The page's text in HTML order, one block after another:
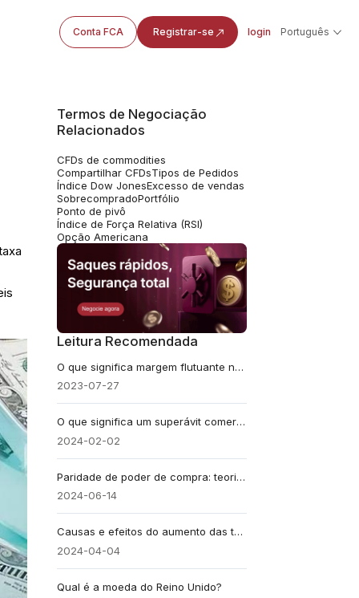
Conta FCA Registrar-se login Português
Termos de Negociação
Relacionados
CFDs de commodities
Compartilhar CFDsTipos de Pedidos
Índice Dow JonesExcesso de vendas
SobrecompradoPortfólio
Ponto de pivô
Índice de Força Relativa (RSI)
Opção Americana
Leitura Recomendada
O que significa margem flutuante na negociação cambial?
2023-07-27
O que significa um superávit comercial?
2024-02-02
Paridade de poder de compra: teoria básica e aplicativos
2024-06-14
Causas e efeitos do aumento das taxas de juros no Japão
2024-04-04
Qual é a moeda do Reino Unido?